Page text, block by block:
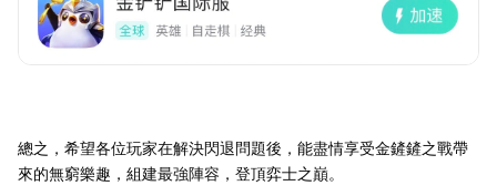
總之，希望各位玩家在解決閃退問題後，能盡情享受金鏟鏟之戰帶
來的無窮樂趣，組建最強陣容，登頂弈士之巔。